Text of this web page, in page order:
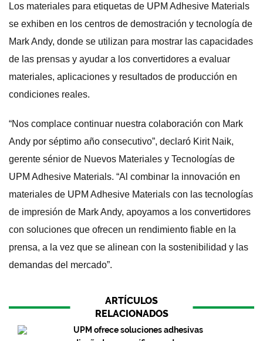
Los materiales para etiquetas de UPM Adhesive Materials
se exhiben en los centros de demostración y tecnología de
Mark Andy, donde se utilizan para mostrar las capacidades
de las prensas y ayudar a los convertidores a evaluar
materiales, aplicaciones y resultados de producción en
condiciones reales.
“Nos complace continuar nuestra colaboración con Mark
Andy por séptimo año consecutivo”, declaró Kirit Naik,
gerente sénior de Nuevos Materiales y Tecnologías de
UPM Adhesive Materials. “Al combinar la innovación en
materiales de UPM Adhesive Materials con las tecnologías
de impresión de Mark Andy, apoyamos a los convertidores
con soluciones que ofrecen un rendimiento fiable en la
prensa, a la vez que se alinean con la sostenibilidad y las
demandas del mercado”.
ARTÍCULOS
RELACIONADOS
UPM ofrece soluciones adhesivas